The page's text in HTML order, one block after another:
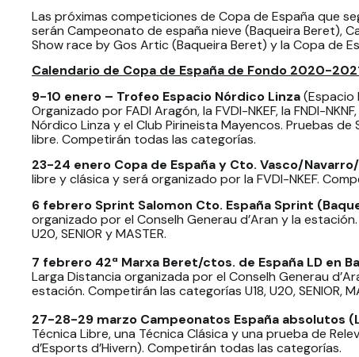
Las próximas competiciones de Copa de España que
serán Campeonato de españa nieve (Baqueira Beret),
Show race by Gos Artic (Baqueira Beret) y la Copa de
Calendario de Copa de España de Fondo 2020-
9-10 enero – Trofeo Espacio Nórdico Linza(Espacio
Organizado por FADI Aragón, la FVDI-NKEF, la FNDI-
Nórdico Linza y el Club Pirineista Mayencos. Pruebas
libre. Competirán todas las categorías.
23-24 enero Copa de España y Cto. Vasco/
libre y clásica y será organizado por la FVDI-NKEF.
6 febrero Sprint Salomon Cto. España Sprint
organizado por el Conselh Generau d’Aran y la
U20, SENIOR y MASTER.
7 febrero 42ª Marxa Beret/ctos. de España LD en
Larga Distancia organizada por el Conselh Generau
estación. Competirán las categorías U18, U20, SENIOR,
27-28-29 marzo Campeonatos España absolutos
Técnica Libre, una Técnica Clásica y una prueba de
d’Esports d’Hivern). Competirán todas las categorías.